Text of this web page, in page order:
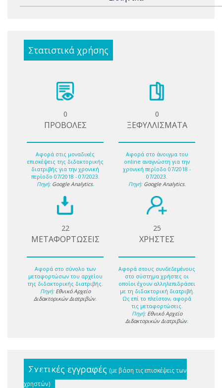
Στατιστικά χρήσης
0
ΠΡΟΒΟΛΕΣ
Αφορά στις μοναδικές
επισκέψεις της διδακτορικής
διατριβής για την χρονική
περίοδο 07/2018 - 07/2023.
Πηγή: Google Analytics.
0
ΞΕΦΥΛΛΙΣΜΑΤΑ
Αφορά στο άνοιγμα του
online αναγνώστη για την
χρονική περίοδο 07/2018 -
07/2023.
Πηγή: Google Analytics.
22
ΜΕΤΑΦΟΡΤΩΣΕΙΣ
Αφορά στο σύνολο των
μεταφορτώσων του αρχείου
της διδακτορικής διατριβής.
Πηγή: Εθνικό Αρχείο
Διδακτορικών Διατριβών.
25
ΧΡΗΣΤΕΣ
Αφορά στους συνδεδεμένους
στο σύστημα χρήστες οι
οποίοι έχουν αλληλεπιδράσει
με τη διδακτορική διατριβή.
Ως επί το πλείστον, αφορά
τις μεταφορτώσεις.
Πηγή: Εθνικό Αρχείο
Διδακτορικών Διατριβών.
Σχετικές εγγραφές (με βάση τις επισκέψεις των
χρηστών)